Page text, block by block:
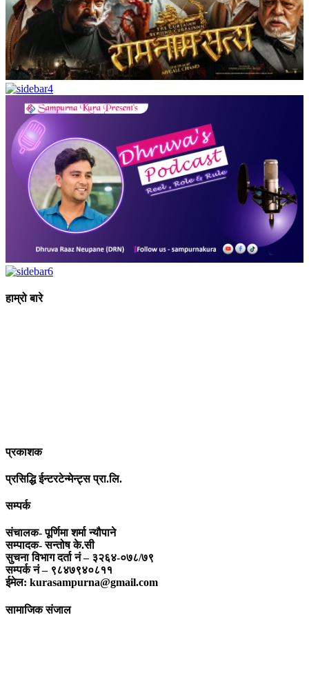
हाम्रो बारे
प्रकाशक
प्रसिद्धि ईन्टरटेन्मेन्ट्स प्रा.लि.
सम्पर्क
संचालक- पूर्णिमा शर्मा न्यौपाने
सम्पादक- सन्तोष के.सी
सुचना विभाग दर्ता नं – ३२६४-०७८/७९
सम्पर्क नं – ९८४७९४०८११
ईमेल: kurasampurna@gmail.com
सामाजिक संजाल